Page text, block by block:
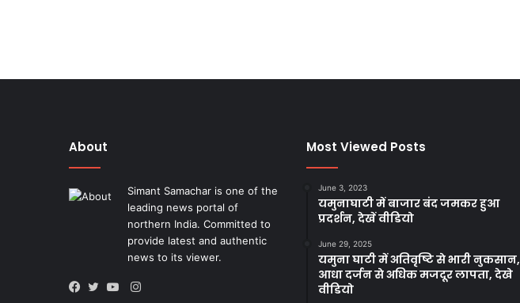
About
Simant Samachar is one of the
leading news portal of
northern India. Committed to
provide latest and authentic
news to its viewer.
Instagram
Most Viewed Posts
June 3, 2023
यमुनाघाटी में बाजार बंद जमकर हुआ
प्रदर्शन, देखें वीडियो
June 29, 2025
यमुना घाटी में अतिवृष्टि से भारी नुकसान,
आधा दर्जन से अधिक मजदूर लापता, देखे
वीडियो